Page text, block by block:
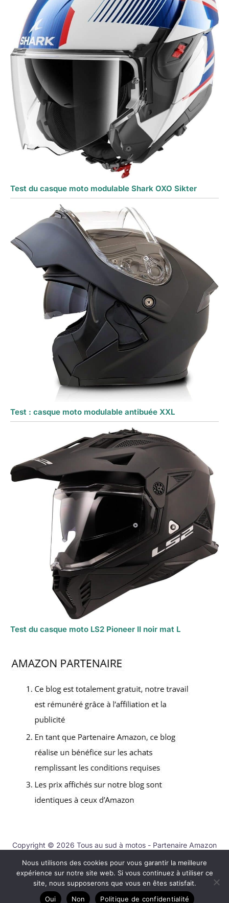
Test du casque moto modulable Shark OXO Sikter
Test : casque moto modulable antibuée XXL
Test du casque moto LS2 Pioneer II noir mat L
Copyright © 2026 Tous au sud à motos - Partenaire Amazon
Contact
Mentions légales
Politique de confidentialité
Nous utilisons des cookies pour vous garantir la meilleure
expérience sur notre site web. Si vous continuez à utiliser ce
site, nous supposerons que vous en êtes satisfait.
Oui
Non Politique de confidentialité